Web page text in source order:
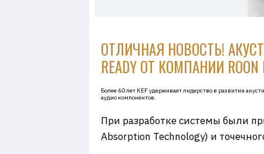
ОТЛИЧНАЯ НОВОСТЬ!
READY ОТ КОМПАНИИ ROON
Более 60 лет KEF удерживает лидерство в развитии
аудио компонентов.
При разработке системы были
Absorption Technology) и